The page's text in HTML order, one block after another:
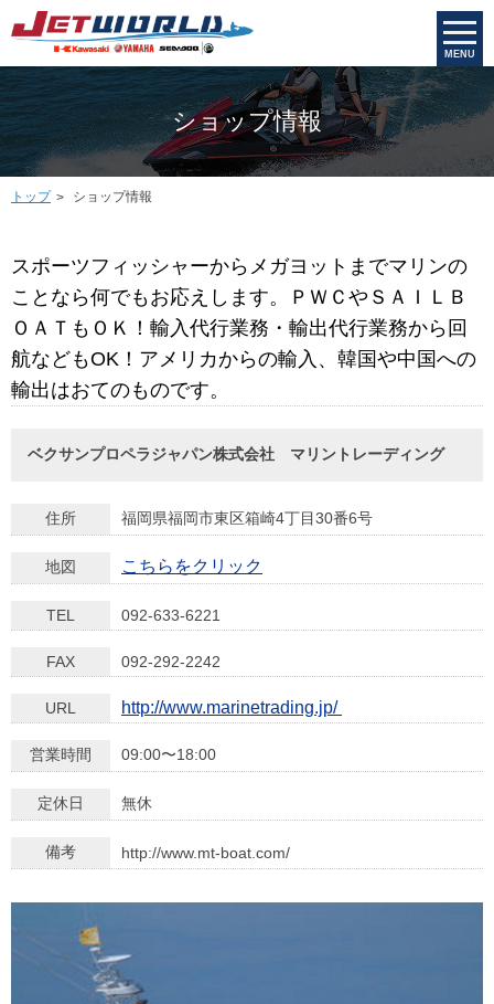
MENU
ショップ情報
トップ ショップ情報
スポーツフィッシャーからメガヨットまでマリンの
ことなら何でもお応えします。ＰＷＣやＳＡＩＬＢ
ＯＡＴもＯＫ！輸入代行業務・輸出代行業務から回
航などもOK！アメリカからの輸入、韓国や中国への
輸出はおてのものです。
ベクサンプロペラジャパン株式会社 マリントレーディング
住所 福岡県福岡市東区箱崎4丁目30番6号
地図 こちらをクリック
TEL 092-633-6221
FAX 092-292-2242
URL http://www.marinetrading.jp/
営業時間 09:00〜18:00
定休日 無休
備考 http://www.mt-boat.com/